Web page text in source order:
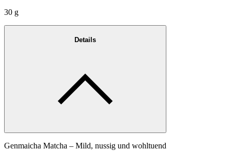
30 g
Details
Genmaicha Matcha – Mild, nussig und wohltuend